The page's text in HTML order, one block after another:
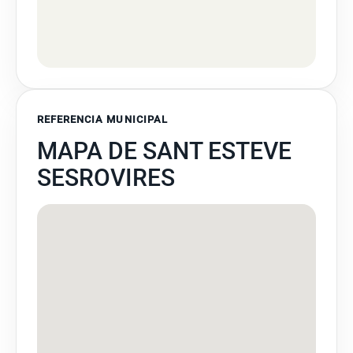
REFERENCIA MUNICIPAL
MAPA DE SANT ESTEVE
SESROVIRES